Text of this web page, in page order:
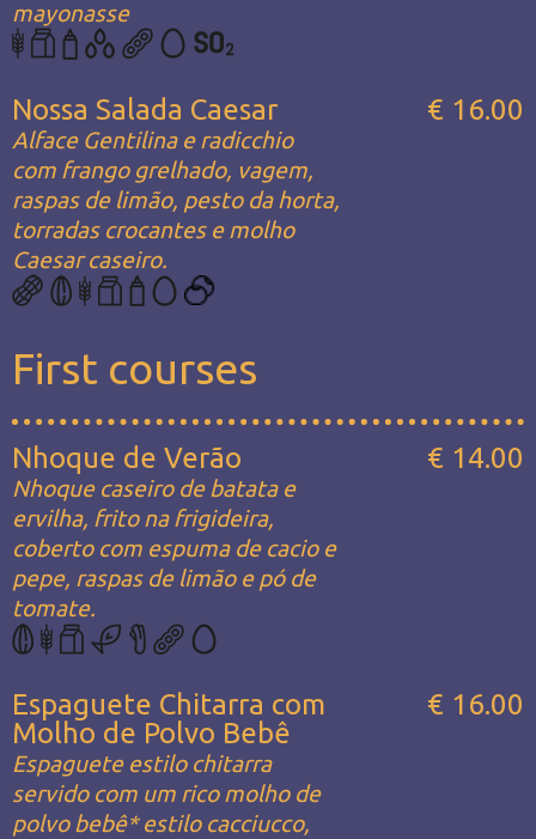
mayonasse
Nossa Salada Caesar
Alface Gentilina e radicchio
com frango grelhado, vagem,
raspas de limão, pesto da horta,
torradas crocantes e molho
Caesar caseiro.
€ 16.00
First courses
Nhoque de Verão
Nhoque caseiro de batata e
ervilha, frito na frigideira,
coberto com espuma de cacio e
pepe, raspas de limão e pó de
tomate.
€ 14.00
Espaguete Chitarra com
Molho de Polvo Bebê
Espaguete estilo chitarra
servido com um rico molho de
polvo bebê* estilo cacciucco,
€ 16.00